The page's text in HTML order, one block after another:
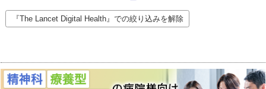
『The Lancet Digital Health』での絞り込みを解除